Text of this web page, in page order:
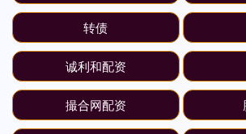
转债
诚利和配资
撮合网配资